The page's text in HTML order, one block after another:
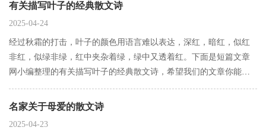
有关描写叶子的经典散文诗
2025-04-24
经过秋霜的打击，叶子的颜色用语言难以表达，深红，暗红，似红
非红，似绿非绿，红中夹杂着绿，绿中又透着红。下面是短篇文章
网小编整理的有关描写叶子的经典散文诗，希望我们的文章你能喜
欢。有关描写叶子的经典散文诗篇一：叶子上的光芒作者：四季如
春阳光温柔倾泻在你孩子般的脸庞在这春天的日子里回头看见叶子
名家关于母爱的散文诗
2025-04-23